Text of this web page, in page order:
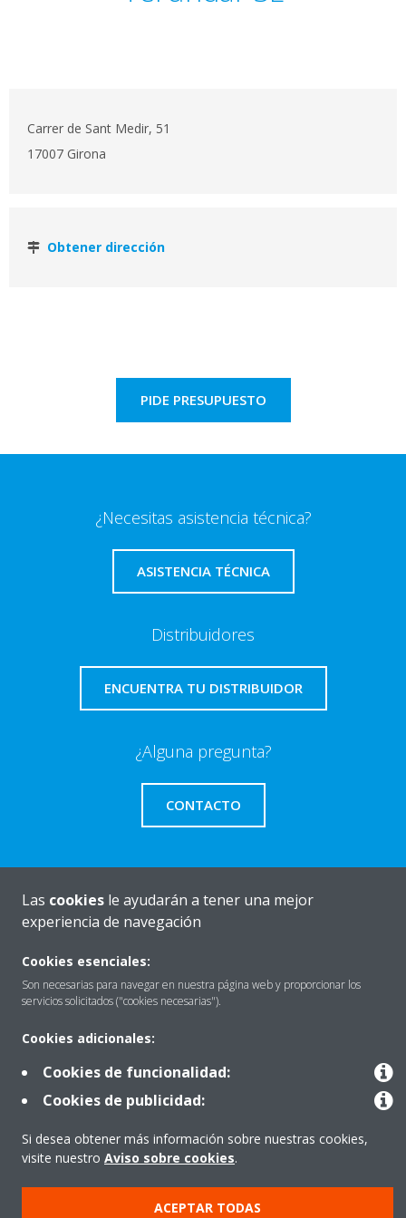
Carrer de Sant Medir, 51
17007 Girona
Obtener dirección
PIDE PRESUPUESTO
¿Necesitas asistencia técnica?
ASISTENCIA TÉCNICA
Distribuidores
ENCUENTRA TU DISTRIBUIDOR
¿Alguna pregunta?
CONTACTO
Quiénes somos
Destacados
Contactar con Daikin
Copyright © Daikin
Las cookies le ayudarán a tener una mejor
experiencia de navegación
Cookies esenciales:
Son necesarias para navegar en nuestra página web y proporcionar los
servicios solicitados ("cookies necesarias").
Cookies adicionales:
Cookies de funcionalidad:
Cookies de publicidad:
Si desea obtener más información sobre nuestras cookies,
visite nuestro Aviso sobre cookies.
ACEPTAR TODAS